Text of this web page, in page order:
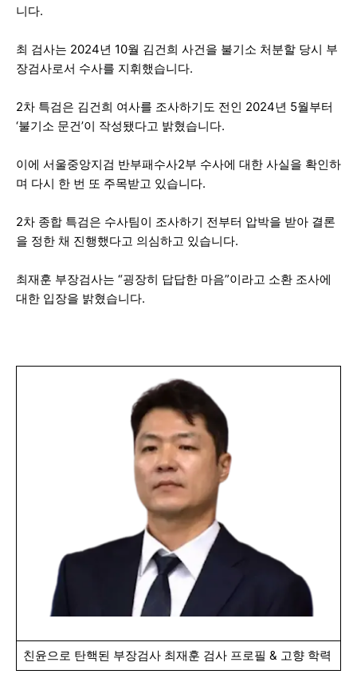
니다.
최 검사는 2024년 10월 김건희 사건을 불기소 처분할 당시 부
장검사로서 수사를 지휘했습니다.
2차 특검은 김건희 여사를 조사하기도 전인 2024년 5월부터
‘불기소 문건’이 작성됐다고 밝혔습니다.
이에 서울중앙지검 반부패수사2부 수사에 대한 사실을 확인하
며 다시 한 번 또 주목받고 있습니다.
2차 종합 특검은 수사팀이 조사하기 전부터 압박을 받아 결론
을 정한 채 진행했다고 의심하고 있습니다.
최재훈 부장검사는 “굉장히 답답한 마음”이라고 소환 조사에
대한 입장을 밝혔습니다.
친윤으로 탄핵된 부장검사 최재훈 검사 프로필 & 고향 학력